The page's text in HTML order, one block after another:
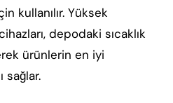
kullanılır. Yüksek
depodaki sıcaklık
ürünlerin en iyi
sağlar.